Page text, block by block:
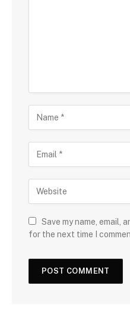
Save my name, email,
for the next time I